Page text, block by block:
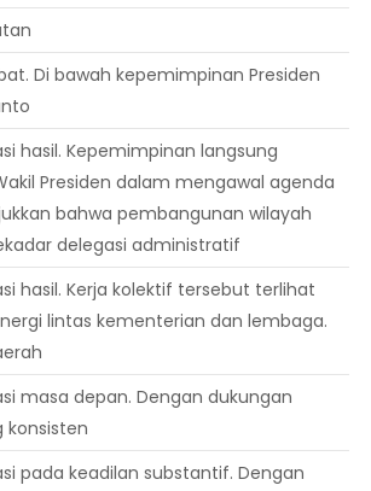
Di bawah kepemimpinan Presiden
hasil. Kepemimpinan langsung
Presiden dalam mengawal agenda
bahwa pembangunan wilayah
delegasi administratif
hasil. Kerja kolektif tersebut terlihat
lintas kementerian dan lembaga.
masa depan. Dengan dukungan
konsisten
pada keadilan substantif. Dengan